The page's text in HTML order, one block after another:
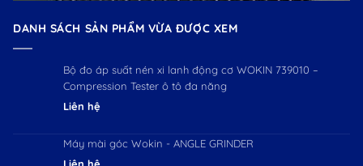
DANH SÁCH SẢN PHẨM VỪA ĐƯỢC XEM
Bộ đo áp suất nén xi lanh động cơ WOKIN 739010 –
Compression Tester ô tô đa năng
Liên hệ
Máy mài góc Wokin - ANGLE GRINDER